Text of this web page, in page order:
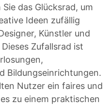
das Glücksrad, um
Ideen zufällig
Künstler und
Zufallsrad ist
Bildungseinrichtungen.
Nutzer ein faires und
zu einem praktischen